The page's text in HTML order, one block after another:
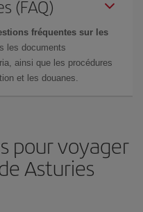
(FAQ)
fréquentes sur les
les documents
ainsi que les procédures
et les douanes.
pour voyager
Asturies